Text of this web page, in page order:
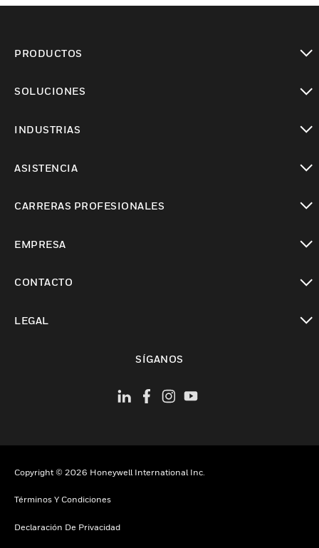
PRODUCTOS
SOLUCIONES
INDUSTRIAS
ASISTENCIA
CARRERAS PROFESIONALES
EMPRESA
CONTACTO
LEGAL
SÍGANOS
Copyright © 2026 Honeywell International Inc.
Términos Y Condiciones
Declaración De Privacidad